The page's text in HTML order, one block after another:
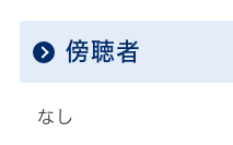
傍聴者
なし